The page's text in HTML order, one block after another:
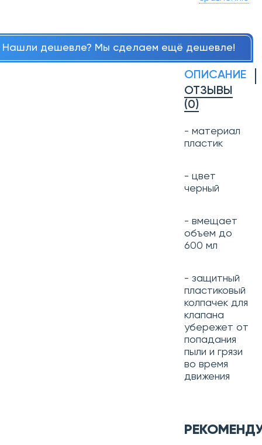
Нашли дешевле? Мы сделаем ещё дешевле!
ОПИСАНИЕ
ОТЗЫВЫ
(0)
- материал
пластик
- цвет
черный
- вмещает
объем до
600 мл
- защитный
пластиковый
колпачек для
клапана
убережет от
попадания
пыли и грязи
во время
движения